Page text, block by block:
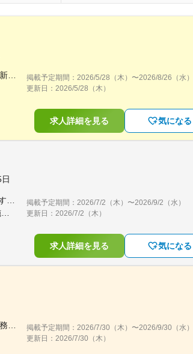
徒歩5分圏内に最寄り駅が3つ！移転したてのオフィスとなるため、新しくキレイなオフィスで働けます！★転勤なし東京都中央区銀座6-13-16 ヒューリック銀座ウォールビル3階新富町から徒歩3分※受動喫煙対策：屋内禁煙
掲載予定期間： 2026/5/28（木） 〜2026/8/26（水）
更新日： 2026/5/28（木）
求人詳細を見る 気になる
【首都圏（東京／埼玉／神奈川／千葉）積極採用中】◆当社が展開する【北海道／関東／首都圏／中部／近畿／九州】の各事業所へご希望を考慮した上で配属となります。【北海道】北海道【関東】栃木／群馬／茨城／長野／山梨／新潟【首都圏】東京／埼玉／神奈川／千葉★積極採用エリア【中部】静岡／愛知／三重／岐阜【近畿】滋賀／兵庫／大阪／京都／奈良／和歌山【九州】福岡／長崎／熊本／大分／宮崎／鹿児島各事業所の詳細については、弊社HPよりご確認ください※「企業情報」→「拠点」よりご確認いただけます。屋内禁煙(※喫煙室あり※禁煙タイムあり※喫煙室での就労はありません)
月給25万円以上＋役割手当＋家族手当 (★4年連続ベースアップ実施！)※時間外手当別途支給※年齢、経験、能力を考慮の上、優遇します
掲載予定期間： 2026/7/2（木） 〜2026/9/2（水）
更新日： 2026/7/2（木）
求人詳細を見る 気になる
【全国42道府県／転居を伴う転勤なし】◎U・Iターン歓迎◎希望勤務地は選考前に選べます◎受動喫煙対策あり（屋内禁煙）◎オンライン面接実施中■北海道・東北北海道／青森／岩手／秋田／山形／福島■関東茨城／栃木／群馬／神奈川／埼玉／千葉■北陸・甲信越新潟／富山／石川／福井／長野／山梨■東海静岡／愛知／三重／岐阜■関西大阪／京都／滋賀／奈良／兵庫／和歌山■中国・四国広島／島根／岡山／山口／徳島／愛媛／香川■九州・沖縄福岡／大分／宮崎／鹿児島／熊本／長崎／沖縄＜オンライン面接実施中＞その他、下記「勤務地一覧」よりご確認ください藤枝営業所：静岡県静岡県島田市道悦3-14-2三島営業所：静岡県田方郡函南町肥田字南中道476中津川営業所：岐阜県中津川市中津川字大西667-1田辺営業所：和歌山県田辺市三栖字三反田130-5京都北営業所：京都府京都市北区上賀茂向縄手町16滑川営業所：富山県滑川市柳原字宮ノ東41-29※詳細は「会社概要」欄HPから
掲載予定期間： 2026/7/30（木） 〜2026/9/30（水）
更新日： 2026/7/30（木）